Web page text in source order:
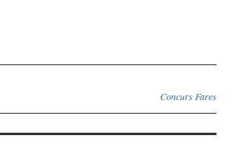
Concurs Fares